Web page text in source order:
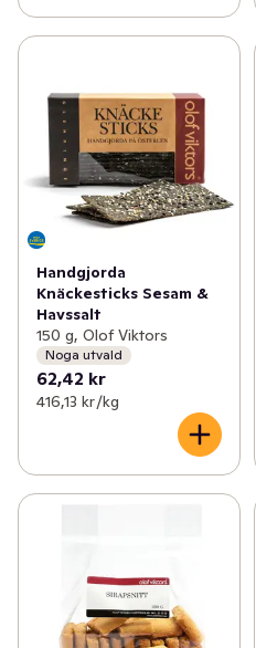
Handgjorda
Knäckesticks Sesam &
Havssalt
150 g, Olof Viktors
Noga utvald
62,42 kr
416,13 kr /kg